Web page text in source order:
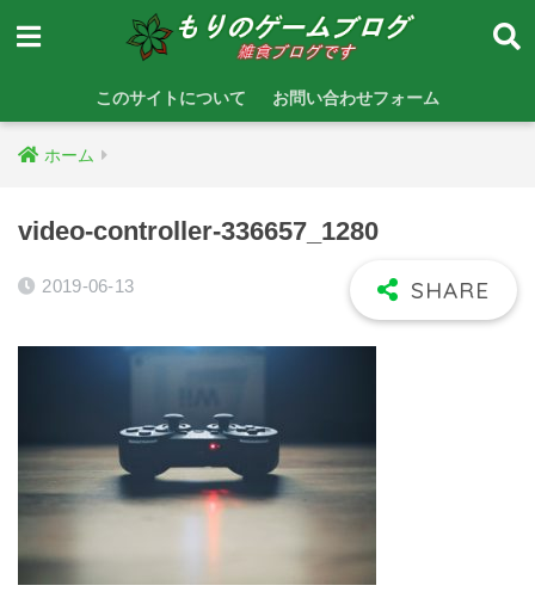
このサイトについて お問い合わせフォーム
ホーム
video-controller-336657_1280
2019-06-13